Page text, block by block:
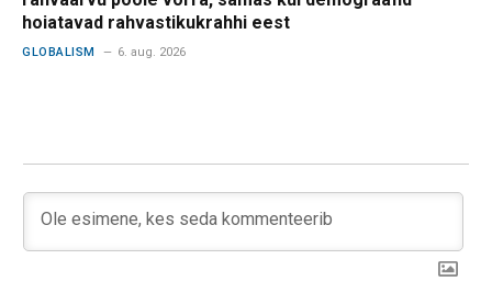
hoiatavad rahvastikukrahhi eest
GLOBALISM 6. aug. 2026